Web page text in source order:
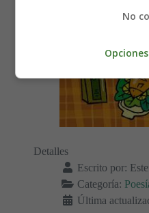
Detalles
Escrito por:
Categoría:
Última
No